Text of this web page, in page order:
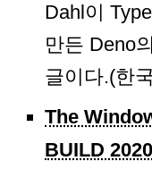
Dahl이
만든 Deno
글이다.(한
The
BUILD